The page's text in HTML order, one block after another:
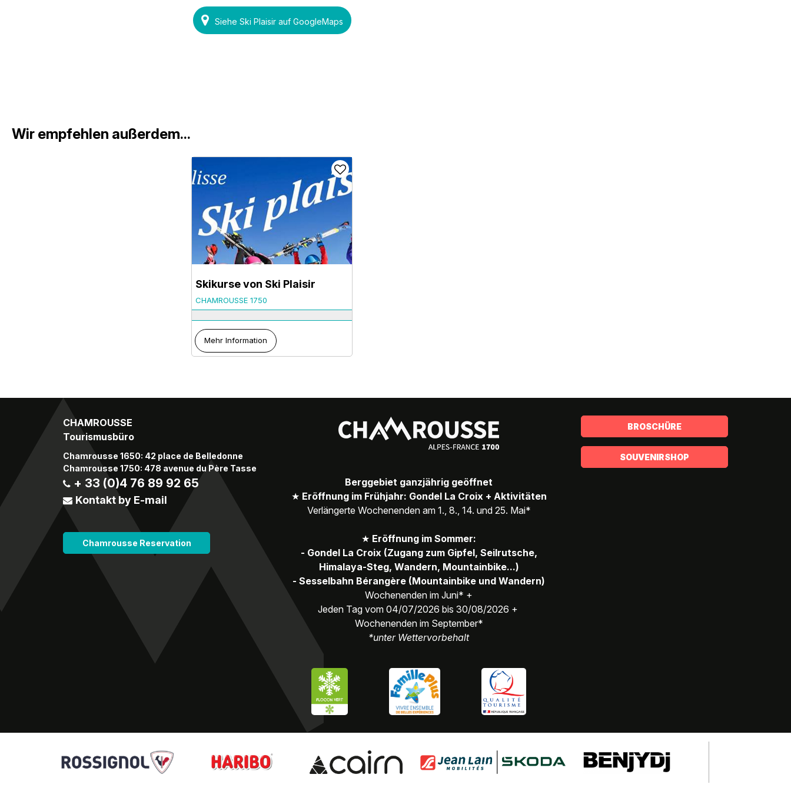
Siehe Ski Plaisir auf GoogleMaps
Wir empfehlen außerdem...
Skikurse von Ski Plaisir
CHAMROUSSE 1750
Mehr Information
CHAMROUSSE
Tourismusbüro
Chamrousse 1650: 42 place de Belledonne
Chamrousse 1750: 478 avenue du Père Tasse
+ 33 (0)4 76 89 92 65
Kontakt by E-mail
Chamrousse Reservation
Berggebiet ganzjährig geöffnet
★ Eröffnung im Frühjahr: Gondel La Croix + Aktivitäten
Verlängerte Wochenenden am 1., 8., 14. und 25. Mai*
★ Eröffnung im Sommer:
- Gondel La Croix (Zugang zum Gipfel, Seilrutsche,
Himalaya-Steg, Wandern, Mountainbike...)
- Sesselbahn Bérangère (Mountainbike und Wandern)
Wochenenden im Juni* +
Jeden Tag vom 04/07/2026 bis 30/08/2026 +
Wochenenden im September*
*unter Wettervorbehalt
BROSCHÜRE
SOUVENIRSHOP